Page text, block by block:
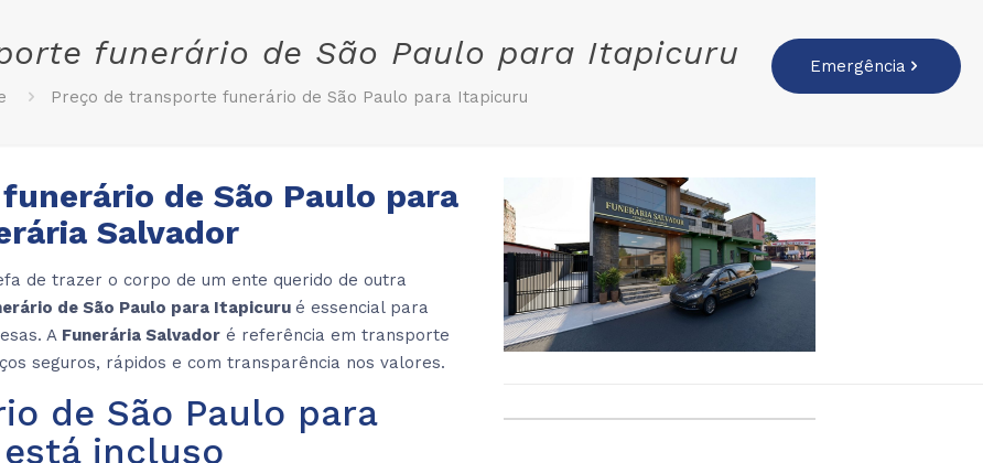
Emergência
funerário de São Paulo para Itapicuru
Preço de transporte funerário de São Paulo para Itapicuru
de São Paulo para
Salvador
de trazer o corpo de um ente querido de outra
de São Paulo para Itapicurué essencial para
A Funerária Salvador é referência em transporte
seguros, rápidos e com transparência nos valores.
de São Paulo para
incluso